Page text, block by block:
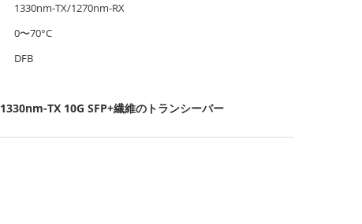
1330nm-TX/1270nm-RX
0〜70°C
DFB
1330nm-TX 10G SFP+繊維のトランシーバー